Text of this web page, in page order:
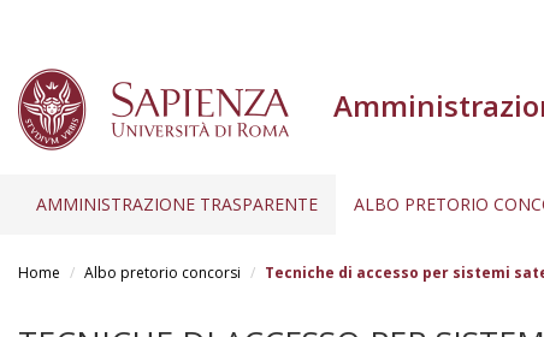
AMMINISTRAZIONE TRASPARENTE ALBO PRETORIO
Home Albo pretorio concorsi Tecniche di accesso per sistemi